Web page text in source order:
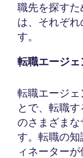
職先を探す
は、それぞ
す。
転職エージ
転職エージェ
とで、転職
のさまざま
す。転職の
ィネーター